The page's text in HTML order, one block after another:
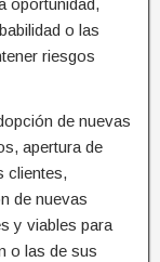
oportunidad,
o las
riesgos
de nuevas
apertura de
clientes,
de nuevas
y viables para
o las de sus